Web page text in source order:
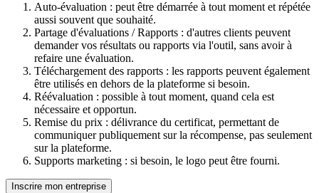
Auto-évaluation : peut être démarrée à tout moment et répétée
aussi souvent que souhaité.
Partage d'évaluations / Rapports : d'autres clients peuvent
demander vos résultats ou rapports via l'outil, sans avoir à
refaire une évaluation.
Téléchargement des rapports : les rapports peuvent également
être utilisés en dehors de la plateforme si besoin.
Réévaluation : possible à tout moment, quand cela est
nécessaire et opportun.
Remise du prix : délivrance du certificat, permettant de
communiquer publiquement sur la récompense, pas seulement
sur la plateforme.
Supports marketing : si besoin, le logo peut être fourni.
Inscrire mon entreprise